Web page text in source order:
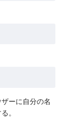
ーに自分の名
。